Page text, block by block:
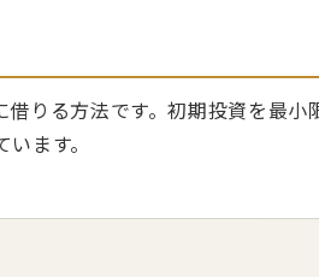
りる方法です。初期投資を最小
ます。